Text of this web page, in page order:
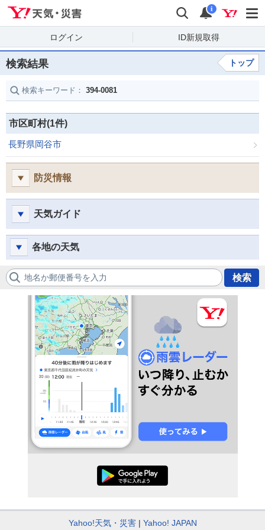
検索 通知
i
ログイン ID新規取得
検索結果 トップ
検索キーワード： 394-0081
市区町村(1件)
長野県岡谷市
防災情報
天気ガイド
各地の天気
地名か郵便番号を入力 検索
Yahoo!天気・災害 Yahoo! JAPAN